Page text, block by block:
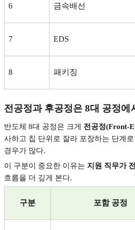
6 금속배선
7 EDS
8 패키징
전공정과 후공정은 8대 공정에
반도체 8대 공정은 크게 전공정(Front-
사하고 칩 단위로 잘라 포장하는 단계로
경우가 많다.
이 구분이 중요한 이유는 지원 직무가 전
흐름을 더 깊게 본다.
구분 포함 공정